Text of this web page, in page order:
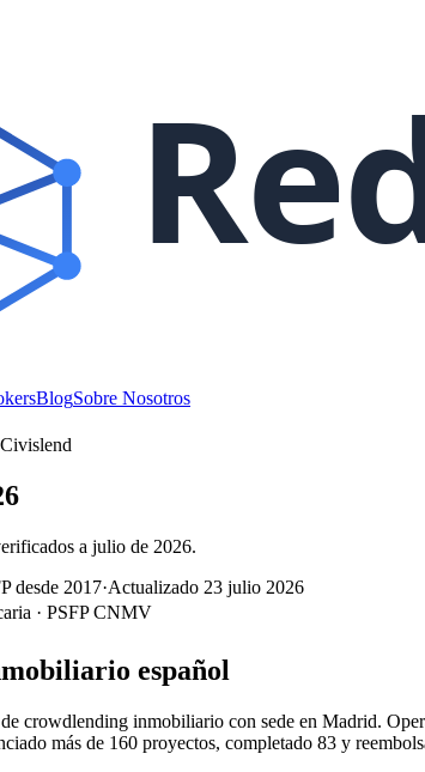
BlogSobre Nosotros
Civislend
a julio de 2026.
desde 2017·Actualizado 23 julio 2026
· PSFP CNMV
español
crowdlending inmobiliario con sede en Madrid.
más de 160 proyectos, completado 83 y